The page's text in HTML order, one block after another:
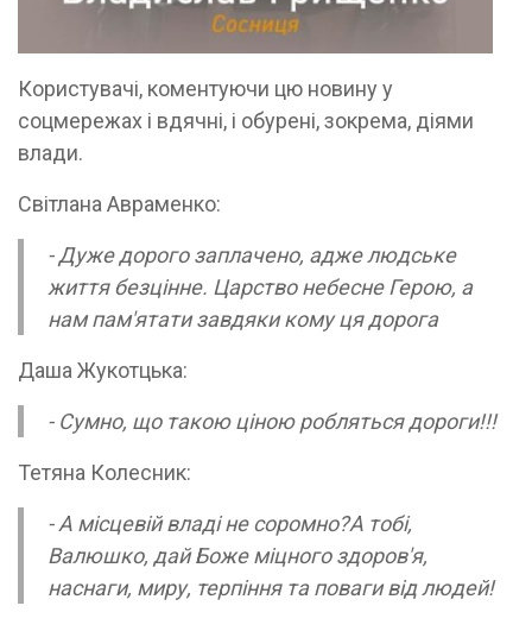
Користувачі, коментуючи цю новину у
соцмережах і вдячні, і обурені, зокрема, діями
влади.
Світлана Авраменко:
- Дуже дорого заплачено, адже людське
життя безцінне. Царство небесне Герою, а
нам пам'ятати завдяки кому ця дорога
Даша Жукотцька:
- Сумно, що такою ціною робляться дороги!!!
Тетяна Колесник:
- А місцевій владі не соромно?А тобі,
Валюшко, дай Боже міцного здоров'я,
наснаги, миру, терпіння та поваги від людей!